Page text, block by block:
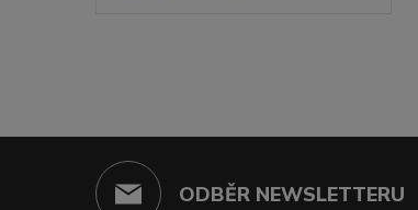
ODBĚR NEWSLETTERU